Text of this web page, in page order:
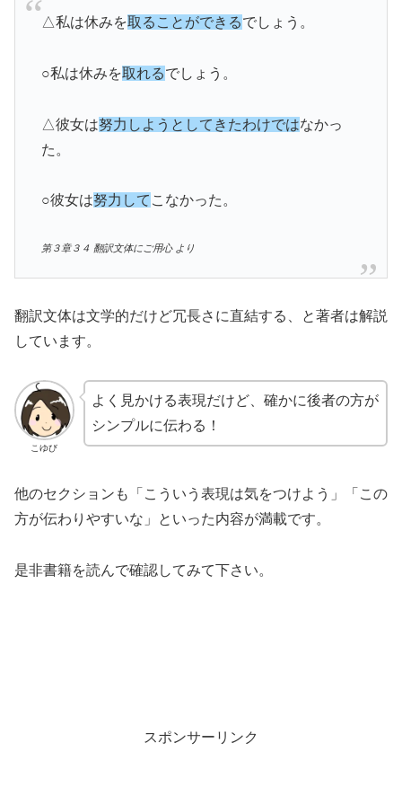
△私は休みを取ることができるでしょう。
○私は休みを取れるでしょう。
△彼女は努力しようとしてきたわけではなかっ
た。
○彼女は努力して こなかった。
第３章３４ 翻訳文体にご用心 より
翻訳文体は文学的だけど冗長さに直結する、と著者は解説
しています。
こゆび
よく見かける表現だけど、確かに後者の方が
シンプルに伝わる！
他のセクションも「こういう表現は気をつけよう」「この
方が伝わりやすいな」といった内容が満載です。
是非書籍を読んで確認してみて下さい。
スポンサーリンク